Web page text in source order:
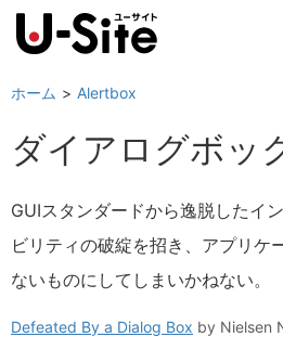
ホーム Alertbox
ダイアログボッ
GUIスタンダードから逸脱したイ
ビリティの破綻を招き、アプリケ
ないものにしてしまいかねない。
Defeated By a Dialog Box by Nielsen